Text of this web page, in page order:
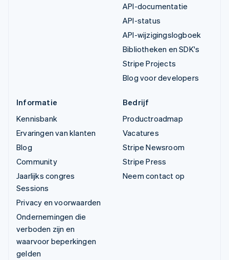
API-documentatie
API-status
API-wijzigingslogboek
Bibliotheken en SDK's
Stripe Projects
Blog voor developers
Informatie
Kennisbank
Ervaringen van klanten
Blog
Community
Jaarlijks congres
Sessions
Privacy en voorwaarden
Ondernemingen die
verboden zijn en
waarvoor beperkingen
gelden
Bedrijf
Productroadmap
Vacatures
Stripe Newsroom
Stripe Press
Neem contact op